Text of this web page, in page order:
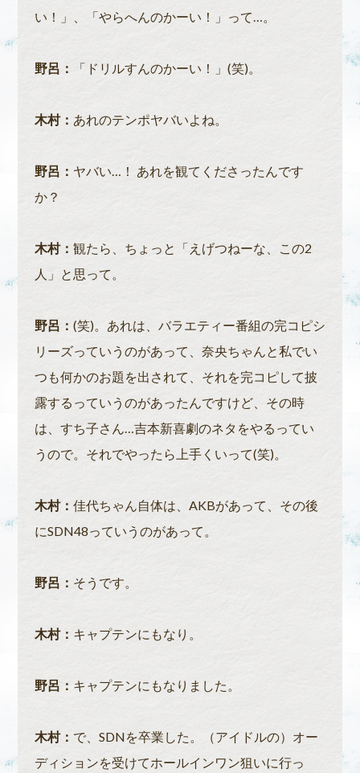
い！」、「やらへんのかーい！」って…。
野呂： 「ドリルすんのかーい！」(笑)。
木村： あれのテンポヤバいよね。
野呂： ヤバい…！ あれを観てくださったんです
か？
木村： 観たら、ちょっと「えげつねーな、この2
人」と思って。
野呂： (笑)。あれは、バラエティー番組の完コピシ
リーズっていうのがあって、奈央ちゃんと私でい
つも何かのお題を出されて、それを完コピして披
露するっていうのがあったんですけど、その時
は、すち子さん…吉本新喜劇のネタをやるってい
うので。それでやったら上手くいって(笑)。
木村： 佳代ちゃん自体は、AKBがあって、その後
にSDN48っていうのがあって。
野呂： そうです。
木村： キャプテンにもなり。
野呂： キャプテンにもなりました。
木村： で、SDNを卒業した。（アイドルの）オー
ディションを受けてホールインワン狙いに行っ